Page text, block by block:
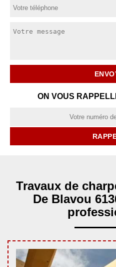
ON VOUS
Travaux de
De Blavou